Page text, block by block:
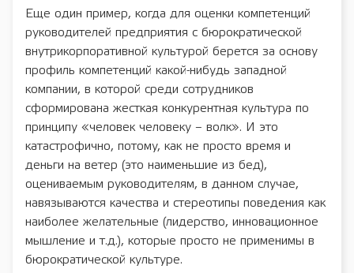
Еще один пример, когда для оценки компетенций
руководителей предприятия с бюрократической
внутрикорпоративной культурой берется за основу
профиль компетенций какой-нибудь западной
компании, в которой среди сотрудников
сформирована жесткая конкурентная культура по
принципу «человек человеку – волк». И это
катастрофично, потому, как не просто время и
деньги на ветер (это наименьшие из бед),
оцениваемым руководителям, в данном случае,
навязываются качества и стереотипы поведения как
наиболее желательные (лидерство, инновационное
мышление и т.д.), которые просто не применимы в
бюрократической культуре.